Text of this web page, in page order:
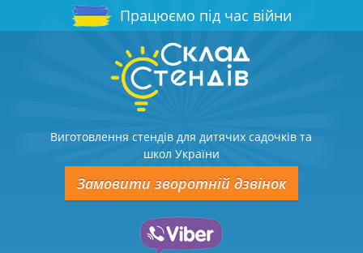
Працюємо під час війни
Виготовлення стендів для дитячих садочків та
школ України
Замовити зворотній дзвінок